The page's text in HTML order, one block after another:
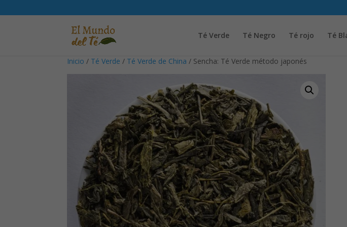
Té Verde Té Negro Té rojo Té
Inicio / Té Verde / Té Verde de China / Sencha: Té Verde método japonés